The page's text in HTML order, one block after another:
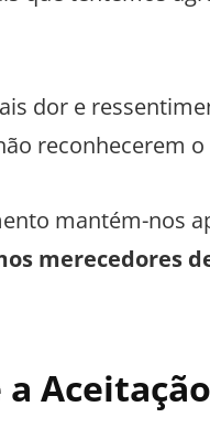
dor e
reconhecerem
mantém-nos
merecedores
a